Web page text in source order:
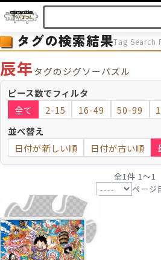
HOME 会員登録
ピース数 2～15 16～49
モザイク モザイクのみ
タグの検索結果Tag Search
辰年タグのジグソーパズル
ピース数でフィルタ
全て
2-15 16-49 50-99
並べ替え
日付が新しい順
日付が古い順
全1件 1〜1
ページ